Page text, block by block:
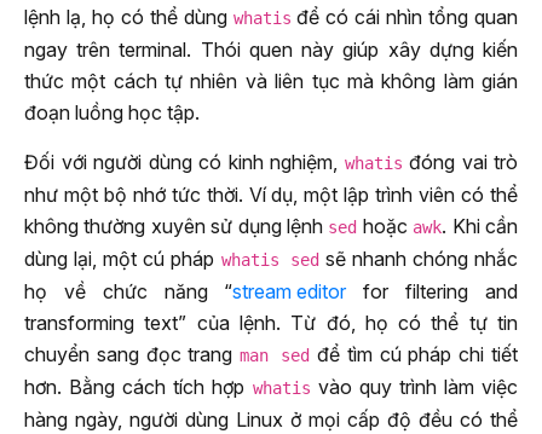
lệnh lạ, họ có thể dùng whatis để có cái nhìn tổng quan
ngay trên terminal. Thói quen này giúp xây dựng kiến
thức một cách tự nhiên và liên tục mà không làm gián
đoạn luồng học tập.
Đối với người dùng có kinh nghiệm, whatis đóng vai trò
như một bộ nhớ tức thời. Ví dụ, một lập trình viên có thể
không thường xuyên sử dụng lệnh sed hoặc awk. Khi cần
dùng lại, một cú pháp whatis sedsẽ nhanh chóng nhắc
họ về chức năng “stream editorfor filtering and
transforming text” của lệnh. Từ đó, họ có thể tự tin
chuyển sang đọc trangman sed để tìm cú pháp chi tiết
hơn. Bằng cách tích hợp whatis vào quy trình làm việc
hàng ngày, người dùng Linux ở mọi cấp độ đều có thể